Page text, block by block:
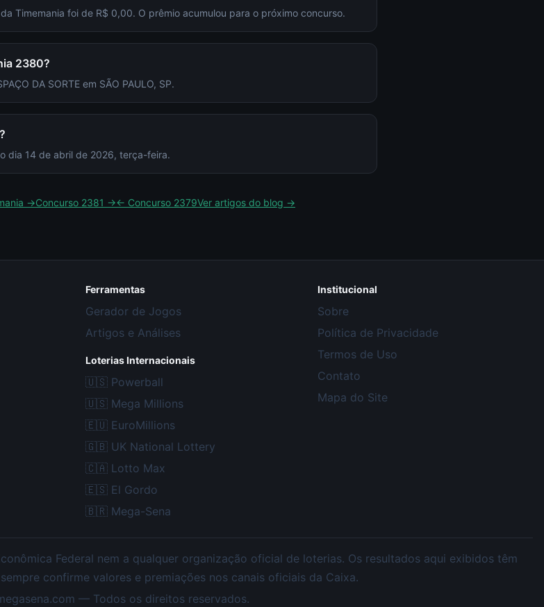
Timemania foi de R$ 0,00. O prêmio acumulou para o próximo concurso.
2380?
DA SORTE em SÃO PAULO, SP.
dia 14 de abril de 2026, terça-feira.
→Concurso 2381 →← Concurso 2379Ver artigos do blog →
Ferramentas
Gerador de Jogos
Artigos e Análises
Loterias Internacionais
🇺🇸 Powerball
🇺🇸 Mega Millions
🇪🇺 EuroMillions
🇬🇧 UK National Lottery
🇨🇦 Lotto Max
🇪🇸 El Gordo
🇧🇷 Mega-Sena
Institucional
Sobre
Política de Privacidade
Termos de Uso
Contato
Mapa do Site
Federal nem a qualquer organização oficial de loterias. Os resultados aqui exibidos têm
confirme valores e premiações nos canais oficiais da Caixa.
— Todos os direitos reservados.